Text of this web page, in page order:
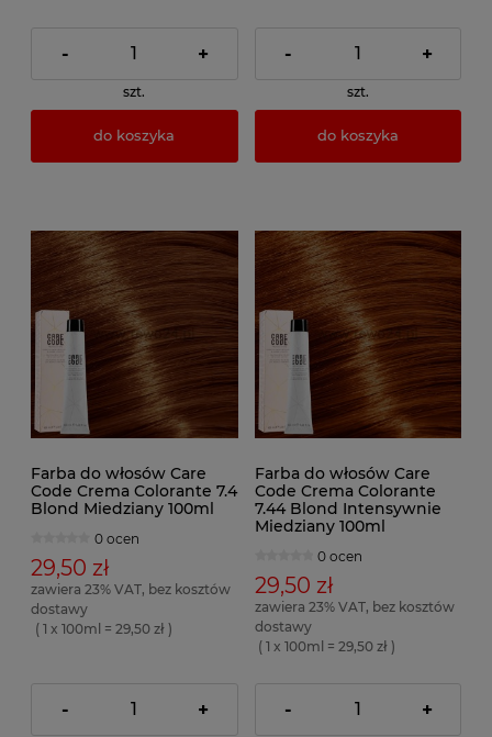
- +
szt.
do koszyka
- +
szt.
do koszyka
Farba do włosów Care
Code Crema Colorante 7.4
Blond Miedziany 100ml
0 ocen
29,50 zł
zawiera 23% VAT, bez kosztów
dostawy
( 1 x 100ml = 29,50 zł )
- +
Farba do włosów Care
Code Crema Colorante
7.44 Blond Intensywnie
Miedziany 100ml
0 ocen
29,50 zł
zawiera 23% VAT, bez kosztów
dostawy
( 1 x 100ml = 29,50 zł )
- +